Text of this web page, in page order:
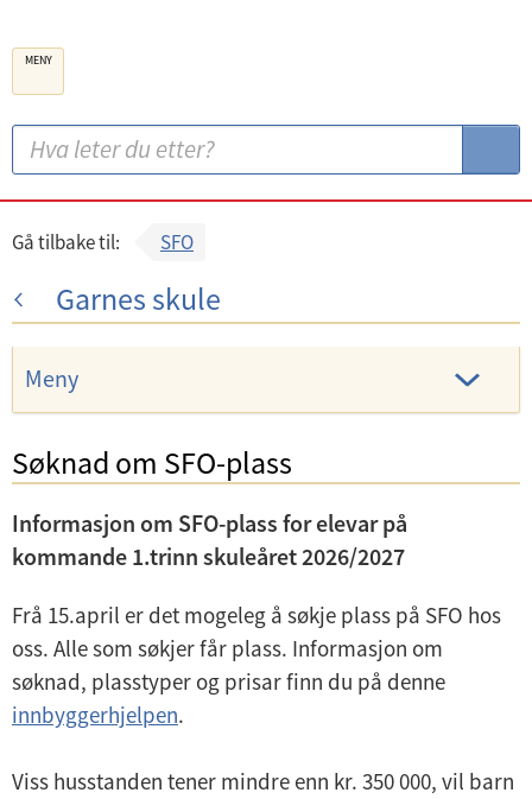
g
e
n
ø
k
:
S
ø
MENY
Gå tilbake til: SFO
Garnes skule
Meny
U
r
Søknad om SFO-plass
Informasjon om SFO-plass for elevar på
kommande 1.trinn skuleåret 2026/2027
Frå 15.april er det mogeleg å søkje plass på SFO hos
oss. Alle som søkjer får plass. Informasjon om
søknad, plasstyper og prisar finn du på denne
innbyggerhjelpen.
Viss husstanden tener mindre enn kr. 350 000, vil barn